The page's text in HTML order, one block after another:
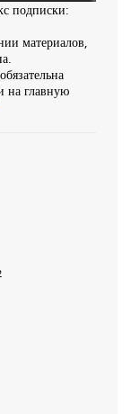
подписки:
материалов,
на главную